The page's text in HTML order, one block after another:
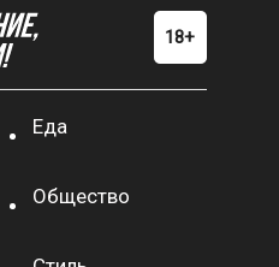
Еда
Общество